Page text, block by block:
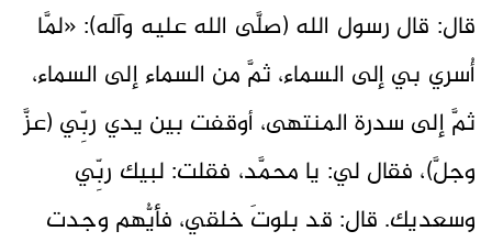
قال: قال رسول الله (صلَّى الله عليه وآله): «لمَّا
أُسري بي إلى السماء، ثمَّ من السماء إلى السماء،
ثمَّ إلى سدرة المنتهى، أوقفت بين يدي ربِّي (عزَّ
وجلَّ)، فقال لي: يا محمَّد، فقلت: لبيك ربِّي
وسعديك. قال: قد بلوتَ خلقي، فأيُّهم وجدت